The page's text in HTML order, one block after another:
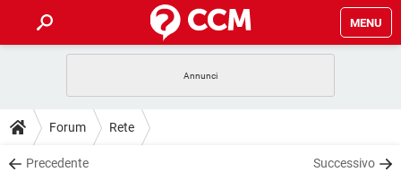
MENU
INTRATTENIMENTO
iOS
GUIDE
COVID-19
DOWNLOAD
Forum Rete
Precedente Successivo